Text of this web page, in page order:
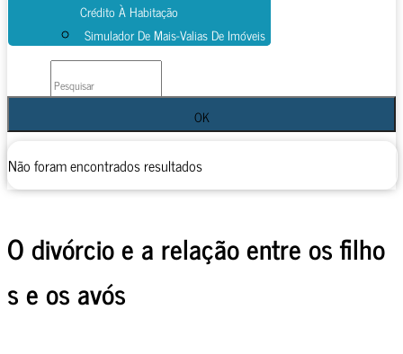
Crédito À Habitação
Simulador De Mais-Valias De Imóveis
OK
Não foram encontrados resultados
O divórcio e a relação entre os filho
s e os avós